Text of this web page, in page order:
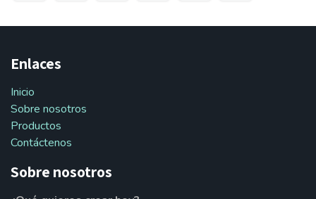
Enlaces
Inicio
Sobre nosotros
Productos
Contáctenos
Sobre nosotros